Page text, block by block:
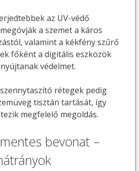
az UV-védő
a szemet a káros
valamint a kékfény szűrő
főként a digitális eszközök
védelmet.
rétegek pedig
tisztán tartását, így
megfelelő megoldás.
bevonat –